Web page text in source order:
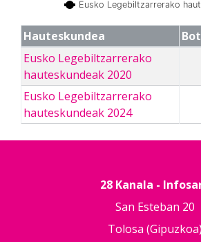
Eusko Legebiltzarrerako
Hauteskundea
Eusko Legebiltzarrerako
hauteskundeak 2020
Eusko Legebiltzarrerako
hauteskundeak 2024
28 Kanala -
San Esteban 20
Tolosa (Gipuzkoa)